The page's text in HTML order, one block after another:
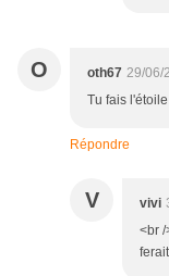
O oth67 29/06/
Tu fais
Répondre
V vivi
<br /